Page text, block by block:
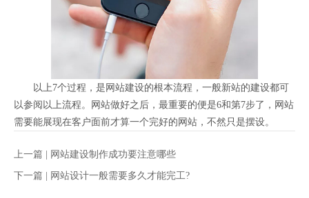
以上7个过程，是网站建设的根本流程，一般新站的建设都可
以参阅以上流程。网站做好之后，最重要的便是6和第7步了，网站
需要能展现在客户面前才算一个完好的网站，不然只是摆设。
上一篇 | 网站建设制作成功要注意哪些
下一篇 | 网站设计一般需要多久才能完工?